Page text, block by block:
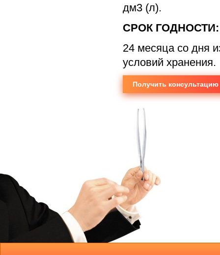
дм3 (л).
СРОК ГОДНОСТИ:
24 месяца со дня
условий хранения.
Получить консультацию